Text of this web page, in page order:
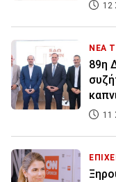
12
ΝΕΑ
89η
11